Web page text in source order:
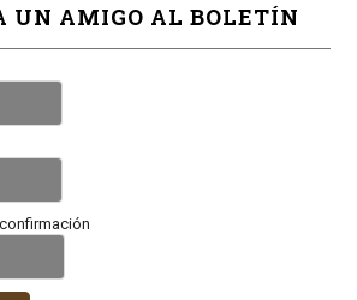
UN AMIGO AL BOLETÍN